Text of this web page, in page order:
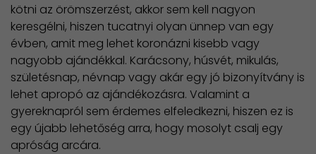
kötni az örömszerzést, akkor sem kell nagyon
keresgélni, hiszen tucatnyi olyan ünnep van egy
évben, amit meg lehet koronázni kisebb vagy
nagyobb ajándékkal. Karácsony, húsvét, mikulás,
születésnap, névnap vagy akár egy jó bizonyítvány is
lehet apropó az ajándékozásra. Valamint a
gyereknapról sem érdemes elfeledkezni, hiszen ez is
egy újabb lehetőség arra, hogy mosolyt csalj egy
apróság arcára.